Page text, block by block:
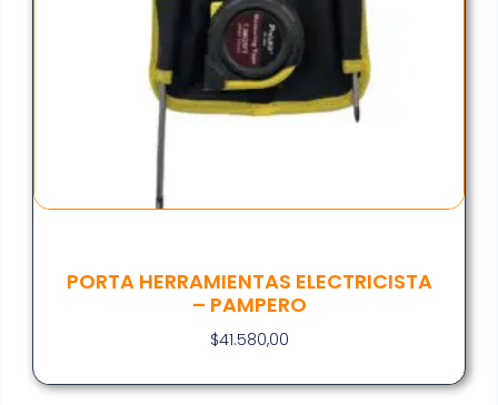
PORTA HERRAMIENTAS ELECTRICISTA
– PAMPERO
$41.580,00